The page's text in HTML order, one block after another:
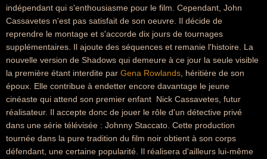
indépendant qui s'enthousiasme pour le film. Cependant, John
Cassavetes n'est pas satisfait de son oeuvre. Il décide de
reprendre le montage et s'accorde dix jours de tournages
supplémentaires. Il ajoute des séquences et remanie l'histoire. La
nouvelle version de Shadows qui demeure à ce jour la seule visible 
la première étant interdite par Gena Rowlands , héritière de son
époux. Elle contribue à endetter encore davantage le jeune
cinéaste qui attend son premier enfant  Nick Cassavetes, futur
réalisateur. Il accepte donc de jouer le rôle d'un détective privé
dans une série télévisée : Johnny Staccato. Cette production
tournée dans la pure tradition du film noir obtient à son corps
défendant, une certaine popularité. Il réalisera d'ailleurs lui-même